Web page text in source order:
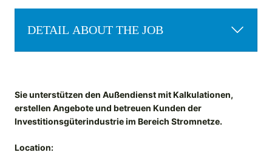
DETAIL ABOUT THE JOB
Sie unterstützen den Außendienst mit Kalkulationen,
erstellen Angebote und betreuen Kunden der
Investitionsgüterindustrie im Bereich Stromnetze.
Location: